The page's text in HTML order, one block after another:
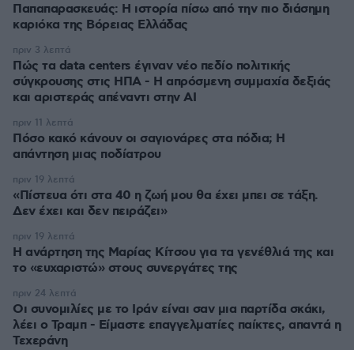
Παπαπαρασκευάς: Η ιστορία πίσω από την πιο διάσημη
καριόκα της Βόρειας Ελλάδας
Πώς τα data centers έγιναν νέο πεδίο πολιτικής
σύγκρουσης στις ΗΠΑ - Η απρόσμενη συμμαχία δεξιάς
και αριστεράς απέναντι στην AI
πριν 3 λεπτά
Πόσο κακό κάνουν οι σαγιονάρες στα πόδια; Η
απάντηση μιας ποδίατρου
πριν 11 λεπτά
«Πίστευα ότι στα 40 η ζωή μου θα έχει μπει σε τάξη.
Δεν έχει και δεν πειράζει»
πριν 19 λεπτά
Η ανάρτηση της Μαρίας Κίτσου για τα γενέθλιά της και
το «ευχαριστώ» στους συνεργάτες της
πριν 19 λεπτά
Οι συνομιλίες με το Ιράν είναι σαν μια παρτίδα σκάκι,
λέει ο Τραμπ - Είμαστε επαγγελματίες παίκτες, απαντά η
Τεχεράνη
πριν 24 λεπτά